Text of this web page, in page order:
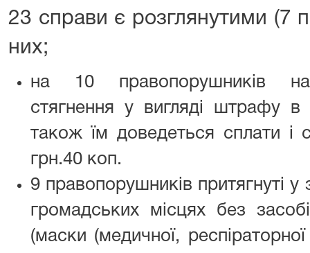
23 справи є розглянутими (7
них;
на 10 правопорушників
стягнення у вигляді штрафу в
також їм доведеться сплати і
грн.40 коп.
9 правопорушників притягнуті у
громадських місцях без
(маски (медичної,